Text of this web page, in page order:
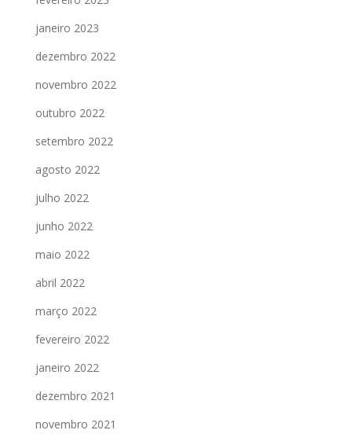
janeiro 2023
dezembro 2022
novembro 2022
outubro 2022
setembro 2022
agosto 2022
julho 2022
junho 2022
maio 2022
abril 2022
março 2022
fevereiro 2022
janeiro 2022
dezembro 2021
novembro 2021